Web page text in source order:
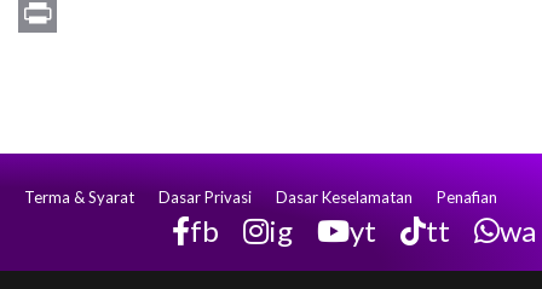
Email
Terma & Syarat Dasar Privasi Dasar Keselamatan Penafian
fb ig yt tt wa